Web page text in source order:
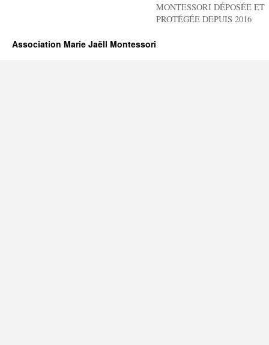
MONTESSORI DÉPOSÉE ET
PROTÉGÉE DEPUIS 2016
Association Marie Jaëll Montessori